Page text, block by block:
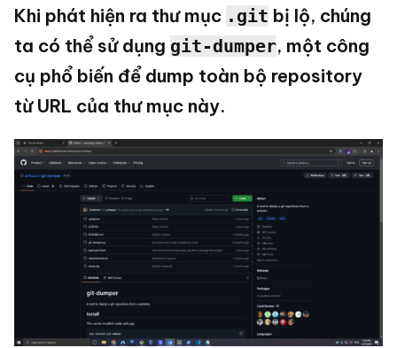
Khi phát hiện ra thư mục .git bị lộ, chúng
ta có thể sử dụng git-dumper, một công
cụ phổ biến để dump toàn bộ repository
từ URL của thư mục này.